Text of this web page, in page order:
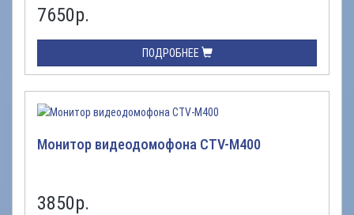
7650р.
ПОДРОБНЕЕ
Монитор видеодомофона CTV-M400
3850р.